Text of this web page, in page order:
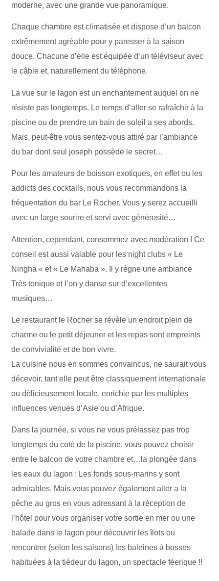
moderne, avec une grande vue panoramique.
Chaque chambre est climatisée et dispose d’un balcon
extrêmement agréable pour y paresser à la saison
douce. Chacune d’elle est équipée d’un téléviseur avec
le câble et, naturellement du téléphone.
La vue sur le lagon est un enchantement auquel on ne
résiste pas longtemps. Le temps d’aller se rafraîchir à la
piscine ou de prendre un bain de soleil a ses abords.
Mais, peut-être vous sentez-vous attiré par l’ambiance
du bar dont seul joseph possède le secret…
Pour les amateurs de boisson exotiques, en effet ou les
addicts des cocktails, nous vous recommandons la
fréquentation du bar Le Rocher. Vous y serez accueilli
avec un large sourire et servi avec générosité…
Attention, cependant, consommez avec modération ! Ce
conseil est aussi valable pour les night clubs « Le
Ningha « et « Le Mahaba ». Il y règne une ambiance
Très tonique et l’on y danse sur d’excellentes
musiques…
Le restaurant le Rocher se révèle un endroit plein de
charme ou le petit déjeuner et les repas sont empreints
de convivialité et de bon vivre.
La cuisine nous en sommes convaincus, ne saurait vous
décevoir, tant elle peut être classiquement internationale
ou délicieusement locale, enrichie par les multiples
influences venues d’Asie ou d’Afrique.
Dans la journée, si vous ne vous prélassez pas trop
longtemps du coté de la piscine, vous pouvez choisir
entre le balcon de votre chambre et…la plongée dans
les eaux du lagon : Les fonds sous-marins y sont
admirables. Mais vous pouvez également aller a la
pêche au gros en vous adressant à la réception de
l’hôtel pour vous organiser votre sortie en mer ou une
balade dans le lagon pour découvrir les îlots ou
rencontrer (selon les saisons) les baleines à bosses
habituées à la tiédeur du lagon, un spectacle féerique !!